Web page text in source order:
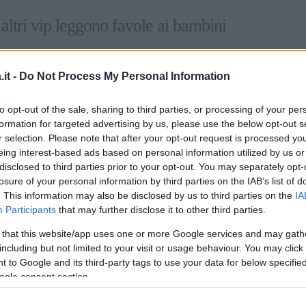
- Do Not Process My Personal Information
opt-out of the sale, sharing to third parties, or processing of your
for targeted advertising by us, please use the below opt-out
selection. Please note that after your opt-out request is processed
interest-based ads based on personal information utilized by us
to third parties prior to your opt-out. You may separately
of your personal information by third parties on the IAB’s list of
This information may also be disclosed by us to third parties on the
Participants that may further disclose it to other third parties.
that this website/app uses one or more Google services and may
but not limited to your visit or usage behaviour. You may
to Google and its third-party tags to use your data for below
consent section.
vip leggono favole ai bambini
unaragazzache è statalicenziatadopo
anche gli altri membri dellafamiglianon
suocontributoera essenziale.Accetta così
di unafamiglia facoltosa.Il suocompitoè
trentenne divenuto quadriplegicodopo
moto.
solo con il suo dolore e la
insieme a lui,Louisa imparaa
lacorazzadi superiorità efreddezzac’è